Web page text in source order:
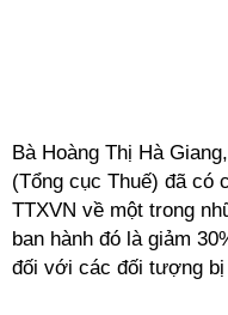
Bà Hoàng Thị Hà
(Tổng cục Thuế) đã có
TTXVN về một trong
ban hành đó là giảm
đối với các đối tượng